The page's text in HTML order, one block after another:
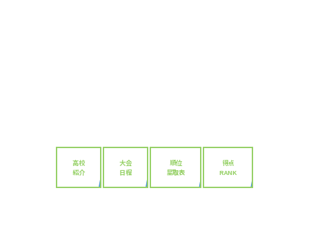
高校
紹介
大会
日程
順位
星取表
得点
RANK